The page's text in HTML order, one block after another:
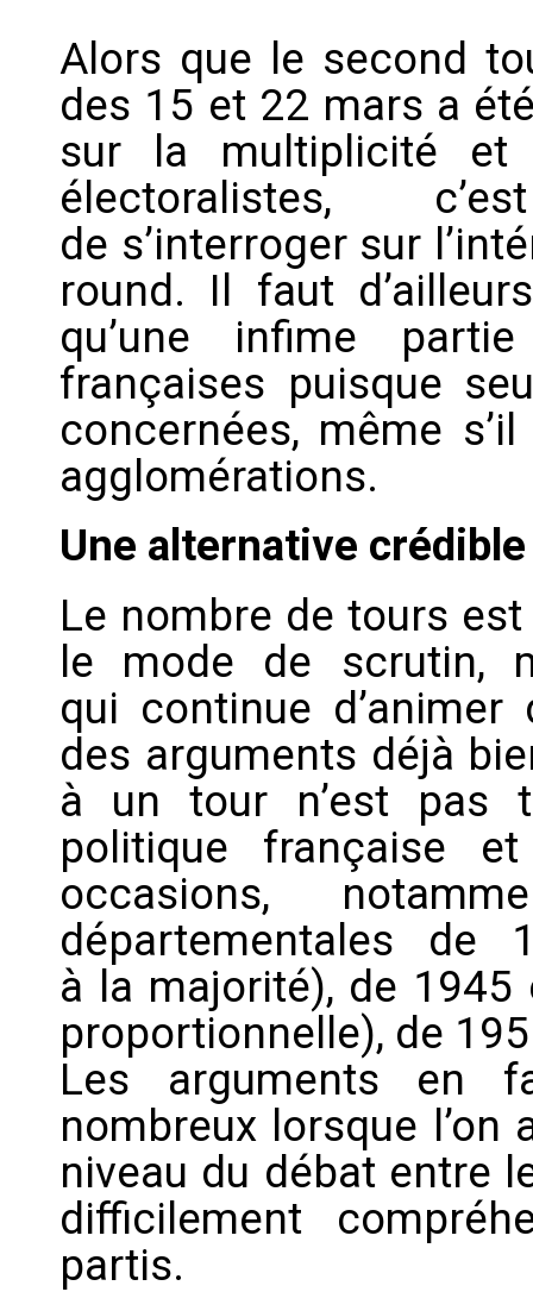
Alors que le second
des 15 et 22 mars a
sur la multiplicité et
électoralistes,
de s’interroger sur
round. Il faut
qu’une infime
françaises puisque
concernées, même
agglomérations.
Une alternative crédible
Le nombre de tours
le mode de scrutin,
qui continue
des arguments déjà
à un tour n’est pas
politique française
occasions,
départementales
à la majorité), de
proportionnelle), de
Les arguments en
nombreux lorsque
niveau du débat entre
difficilement
partis.